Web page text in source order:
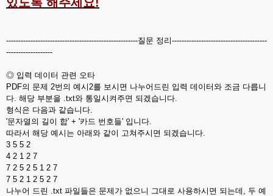
------------------------------------------------------질문 정리---------------------------------------
-------------------
◎ 입력 데이터 관련 오타
PDF의 문제 2번의 예시2를 보시면 나누어드린 입력 데이터와 조금 다릅니
다. 해당 부분을 .txt와 통일시켜주면 되겠습니다.
형식은 다음과 같습니다.
'문자열의 길이 합' + '카드 번호들' 입니다.
따라서 해당 예시는 아래와 같이 고쳐주시면 되겠습니다.
3 5 5 2
4 2 1 2 7
7 2 5 2 5 1 2 7
7 5 2 1 2 5 2 7
나누어 드린 .txt 파일들은 문제가 없으니 그대로 사용하시면 되는데, 두 예